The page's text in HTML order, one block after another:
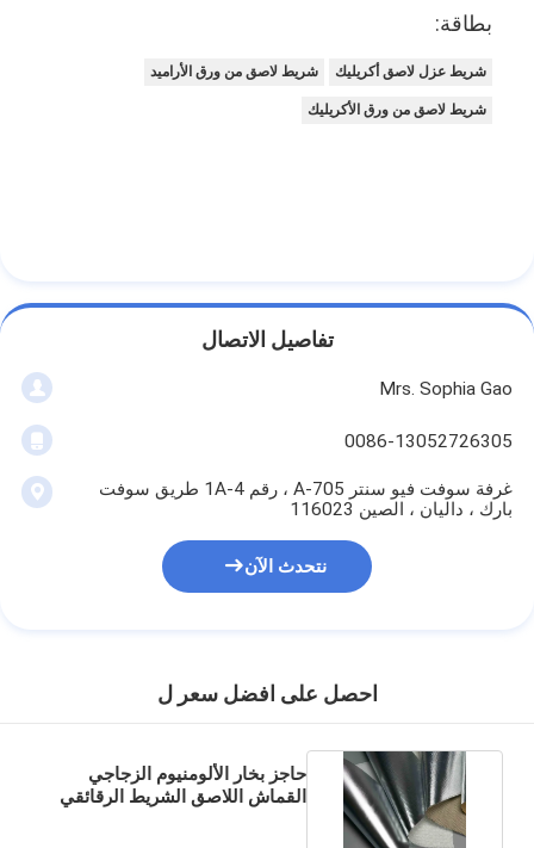
شريط عازل لاصق
شريط عزل قماش زجاجي
شريط عازل مقاوم للحرارة
شريط من القماش الزجاجي المصنوع من رقائق الألومنيوم
ورق الكرافت ذو الوجه احباط
قماش الألياف الزجاجية رقائق الألومنيوم
شريط احباط سكريم
شريط لاصق من القماش
شريط لاصق مزدوج الجوانب
صب الاستثمار الدقيق
لوح العزل الكهربائي
بطاقة:
شريط عزل لاصق أكريليك شريط لاصق من ورق الأراميد
شريط لاصق من ورق الأكريليك
تفاصيل الاتصال
Mrs. Sophia Gao
0086-13052726305
غرفة سوفت فيو سنتر A-705 ، رقم 1A-4 طريق سوفت
بارك ، داليان ، الصين 116023
نتحدث الآن
احصل على افضل سعر ل
حاجز بخار الألومنيوم الزجاجي
القماش اللاصق الشريط الرقائقي